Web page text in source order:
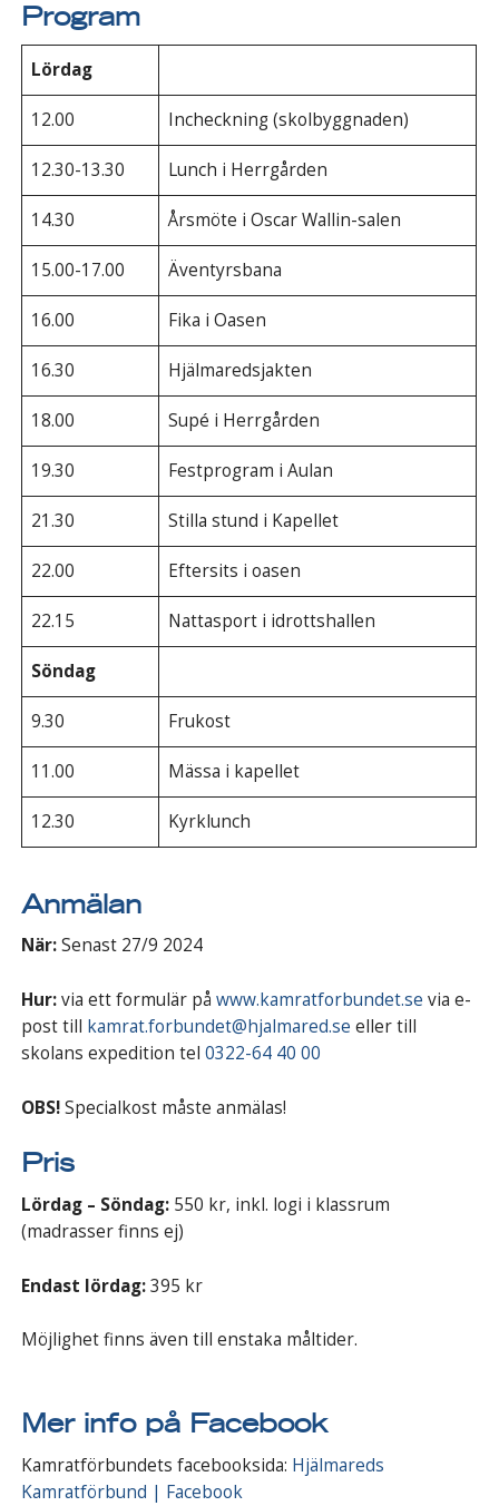
Program
Lördag
12.00 Incheckning (skolbyggnaden)
12.30-13.30 Lunch i Herrgården
14.30 Årsmöte i Oscar Wallin-salen
15.00-17.00 Äventyrsbana
16.00 Fika i Oasen
16.30 Hjälmaredsjakten
18.00 Supé i Herrgården
19.30 Festprogram i Aulan
21.30 Stilla stund i Kapellet
22.00 Eftersits i oasen
22.15 Nattasport i idrottshallen
Söndag
9.30 Frukost
11.00 Mässa i kapellet
12.30 Kyrklunch
Anmälan
När:Senast 27/9 2024
Hur:via ett formulär påwww.kamratforbundet.se via e-
post till kamrat.forbundet@hjalmared.se eller till
skolans expedition tel0322-64 40 00
OBS!Specialkost måste anmälas!
Pris
Lördag – Söndag: 550 kr, inkl. logi i klassrum
(madrasser finns ej)
Endast lördag:395 kr
Möjlighet finns även till enstaka måltider.
Mer info på Facebook
Kamratförbundets facebooksida: Hjälmareds
Kamratförbund | Facebook